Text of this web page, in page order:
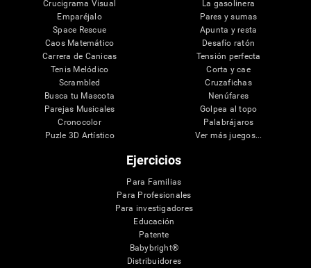
Crucigrama Visual
Emparéjalo
Space Rescue
Caos Matemático
Carrera de Canicas
Tenis Melódico
Scrambled
Busca tu Mascota
Parejas Musicales
Cronocolor
Puzle 3D Artístico
La gasolinera
Pares y sumas
Apunta y resta
Desafío ratón
Tensión perfecta
Corta y cae
Cruzafichas
Nenúfares
Golpea al topo
Palabrájaros
Ver más juegos...
Ejercicios
Para Familias
Para Profesionales
Para investigadores
Educación
Patente
Babybright®
Distribuidores